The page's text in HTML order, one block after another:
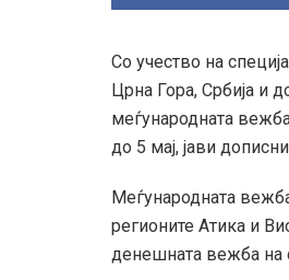
Со учество на
Црна Гора, Србија и
меѓународната
до 5 мај, јави
Меѓународната
регионите Атика и
денешната вежба на